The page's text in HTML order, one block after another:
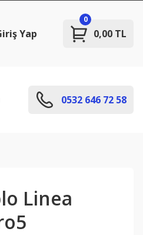
Yap 0,00 TL
0
0532 646 72 58
Linea